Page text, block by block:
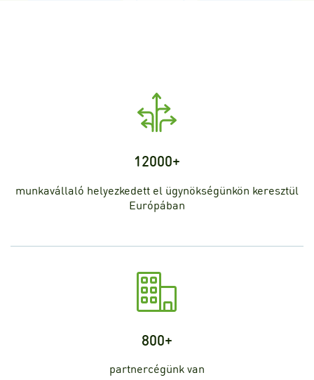
12000+
munkavállaló helyezkedett el ügynökségünkön keresztül
Európában
800+
partnercégünk van